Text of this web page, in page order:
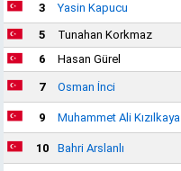
3
Yasin Kapucu
5
Tunahan Korkmaz
6
Hasan Gürel
7 Osman İnci
9 Muhammet Ali Kızılkaya
10 Bahri Arslanlı